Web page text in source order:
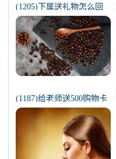
(1205)下属送礼物怎么回
复（下属给我送礼我该如
何回复）
(1187)给老师送500购物卡
少吗（给老师送500还是
1000）